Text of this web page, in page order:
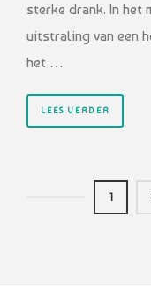
sterke drank. In het
uitstraling van een
het …
LEES VERDER
1